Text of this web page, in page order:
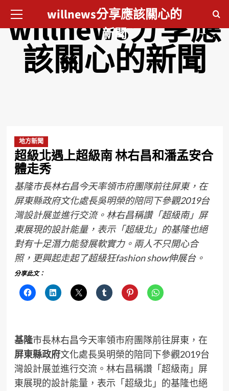
willnews分享應
該關心的新聞
willnews分享應該關心的
新聞
地方新聞
超級北遇上超級南 林右昌和潘孟安合
體走秀
基隆市長林右昌今天率領市府團隊前往屏東，在
屏東縣政府文化處長吳明榮的陪同下參觀2019台
灣設計展並進行交流。林右昌稱讚「超級南」屏
東展現的設計能量，表示「超級北」的基隆也絕
對有十足潛力能發展軟實力。兩人不只開心合
照，更興起走起了超級狂fashion show伸展台。
分享此文：
基隆市長林右昌今天率領市府團隊前往屏東，在
屏東縣政府文化處長吳明榮的陪同下參觀2019台
灣設計展並進行交流。林右昌稱讚「超級南」屏
東展現的設計能量，表示「超級北」的基隆也絕